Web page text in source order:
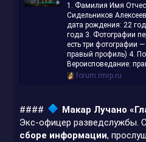
1. Фамилия Имя
Сидельников
дата рождения: 22
года 3. Фотографии
есть три фотографии
правый профиль) 4.
Вероисповедание:
forum.rmrp.ru
####
Макар Лучано
Экс-офицер разведслужбы.
сборе информации,